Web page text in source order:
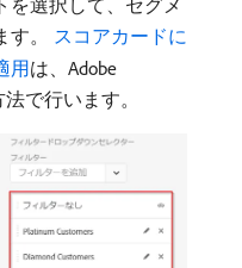
す。 スコアカードに
用は、Adobe
で行います。